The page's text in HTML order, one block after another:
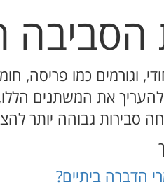
וגורמים כמו פריסה,
את המשתנים
סבירות גבוהה יותר
הדברה ביתיים?